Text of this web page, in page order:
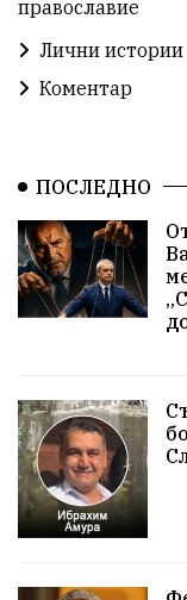
православие
Лични истории
Коментар
ПОСЛЕДНО